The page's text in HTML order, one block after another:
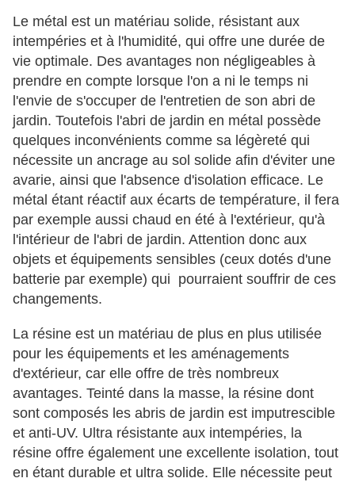
Le métal est un matériau solide, résistant aux
intempéries et à l'humidité, qui offre une durée de
vie optimale. Des avantages non négligeables à
prendre en compte lorsque l'on a ni le temps ni
l'envie de s'occuper de l'entretien de son abri de
jardin. Toutefois l'abri de jardin en métal possède
quelques inconvénients comme sa légèreté qui
nécessite un ancrage au sol solide afin d'éviter une
avarie, ainsi que l'absence d'isolation efficace. Le
métal étant réactif aux écarts de température, il fera
par exemple aussi chaud en été à l'extérieur, qu'à
l'intérieur de l'abri de jardin. Attention donc aux
objets et équipements sensibles (ceux dotés d'une
batterie par exemple) qui pourraient souffrir de ces
changements.
La résine est un matériau de plus en plus utilisée
pour les équipements et les aménagements
d'extérieur, car elle offre de très nombreux
avantages. Teinté dans la masse, la résine dont
sont composés les abris de jardin est imputrescible
et anti-UV. Ultra résistante aux intempéries, la
résine offre également une excellente isolation, tout
en étant durable et ultra solide. Elle nécessite peut